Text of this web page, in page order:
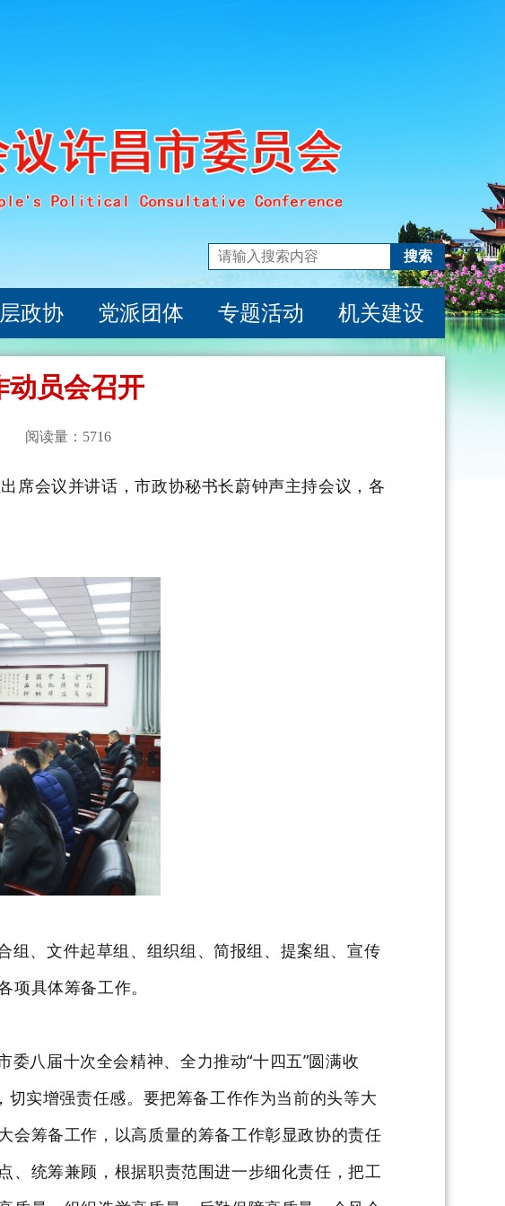
搜索
政协 党派团体 专题活动 机关建设
动员会召开
阅读量：5716
席会议并讲话，市政协秘书长蔚钟声主持会议，各
组、文件起草组、组织组、简报组、提案组、宣传
具体筹备工作。
委八届十次全会精神、全力推动“十四五”圆满收
实增强责任感。 要把筹备工作作为当前的头等大
会筹备工作，以高质量的筹备工作彰显政协的责任
、统筹兼顾，根据职责范围进一步细化责任，把工